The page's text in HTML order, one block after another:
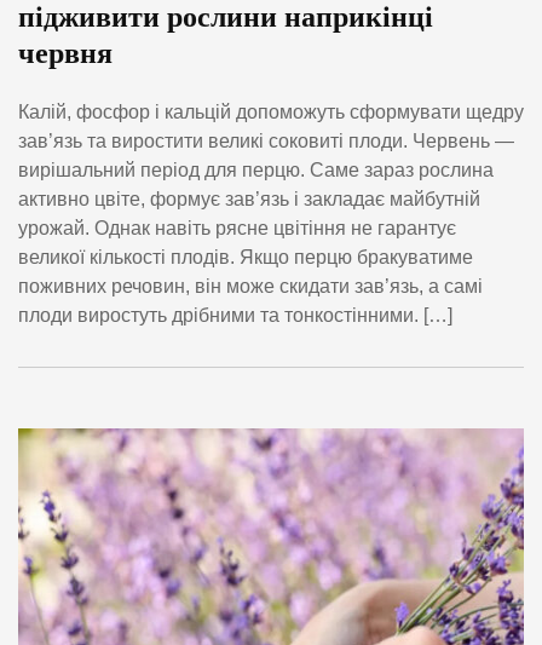
підживити рослини наприкінці
червня
Калій, фосфор і кальцій допоможуть сформувати щедру
зав’язь та виростити великі соковиті плоди. Червень —
вирішальний період для перцю. Саме зараз рослина
активно цвіте, формує зав’язь і закладає майбутній
урожай. Однак навіть рясне цвітіння не гарантує
великої кількості плодів. Якщо перцю бракуватиме
поживних речовин, він може скидати зав’язь, а самі
плоди виростуть дрібними та тонкостінними. […]